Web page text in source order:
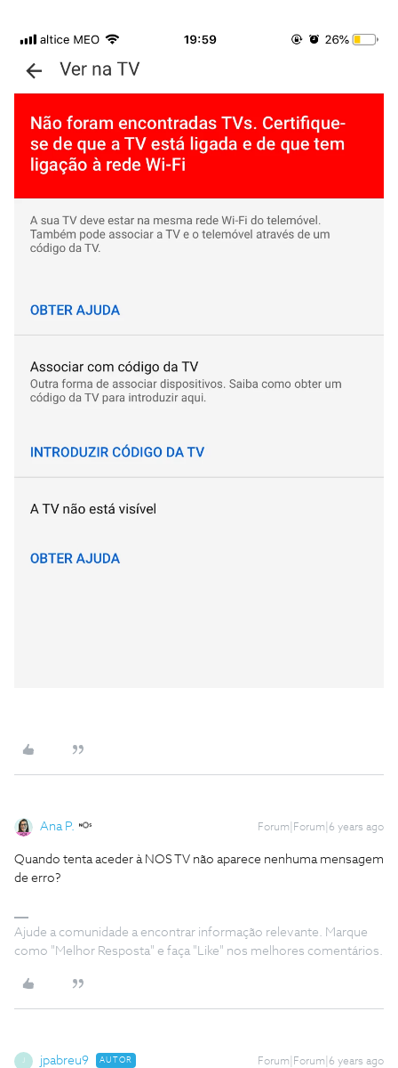
Ana P. Forum|Forum|6 years ago
Quando tenta aceder à NOS TV não aparece nenhuma mensagem
de erro?
Ajude a comunidade a encontrar informação relevante. Marque
como "Melhor Resposta" e faça "Like" nos melhores comentários.
J jpabreu9 AUTOR Forum|Forum|6 years ago